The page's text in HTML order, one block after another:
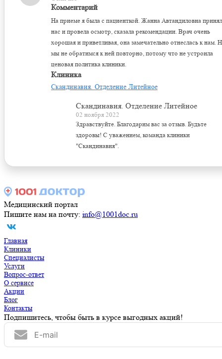
Комментарий
На приеме я была с пациенткой. Жанна Автандиловна
нас и провела осмотр, сказала рекомендации. Врач очень
хорошая и приветливая, она замечательно отнеслась к нам.
мы не обратимся к ней повторно, потому что не устроила
ценовая политика клиники.
Клиника
Скандинавия. Отделение Литейное
Скандинавия. Отделение Литейное
02 ноября 2022
Здравствуйте. Благодарим вас за отзыв. Будьте
здоровы! С уважением, команда клиники
"Скандинавия".
Медицинский портал
Пишите нам на почту: info@1001doc.ru
Главная
Клиники
Специалисты
Услуги
Вопрос-ответ
О сервисе
Акции
Блог
Контакты
Подпишитесь, чтобы быть в курсе выгодных акций!